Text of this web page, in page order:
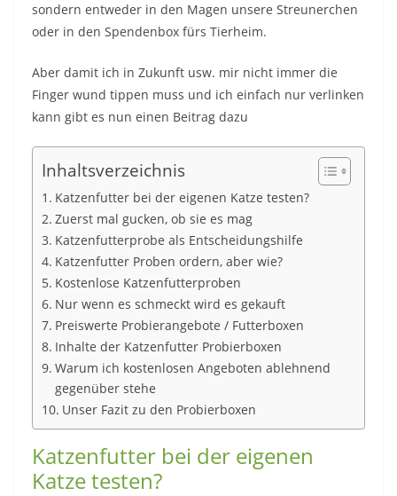
sondern entweder in den Magen unsere Streunerchen
oder in den Spendenbox fürs Tierheim.
Aber damit ich in Zukunft usw. mir nicht immer die
Finger wund tippen muss und ich einfach nur verlinken
kann gibt es nun einen Beitrag dazu
Inhaltsverzeichnis
Katzenfutter bei der eigenen Katze testen?
Zuerst mal gucken, ob sie es mag
Katzenfutterprobe als Entscheidungshilfe
Katzenfutter Proben ordern, aber wie?
Kostenlose Katzenfutterproben
Nur wenn es schmeckt wird es gekauft
Preiswerte Probierangebote / Futterboxen
Inhalte der Katzenfutter Probierboxen
Warum ich kostenlosen Angeboten ablehnend
gegenüber stehe
Unser Fazit zu den Probierboxen
Katzenfutter bei der eigenen
Katze testen?